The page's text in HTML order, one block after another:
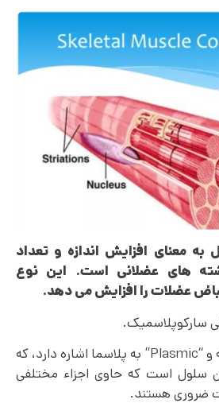
به معنای افزایش اندازه و تعداد
های عضلانی است. این نوع
عضلات را افزایش می دهد.
سارکوپلاسمیک.
“Sarco” به معنای عضله و “Plasmic” به پلاسما اشاره دارد، که
سلول است که حاوی اجزاء مختلفی
ضروری هستند.